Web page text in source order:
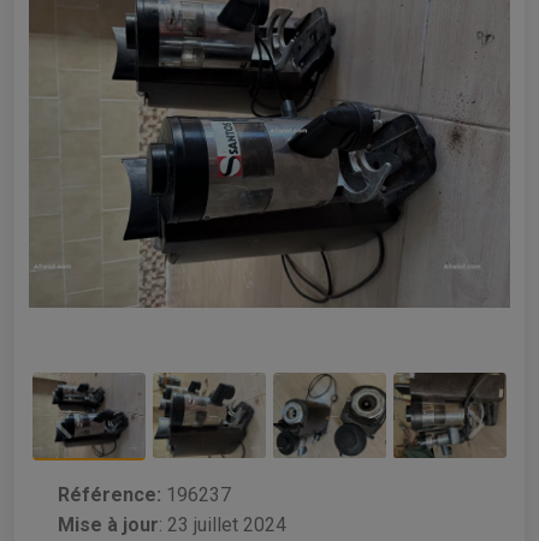
Référence: 196237
Mise à jour: 23 juillet 2024